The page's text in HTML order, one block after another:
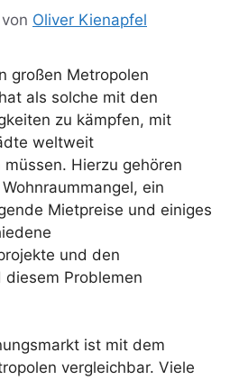
von Oliver Kienapfel
großen Metropolen
als solche mit den
zu kämpfen, mit
weltweit
Hierzu gehören
ein
Mietpreise und einiges
und den
Problemen
ist mit dem
vergleichbar. Viele